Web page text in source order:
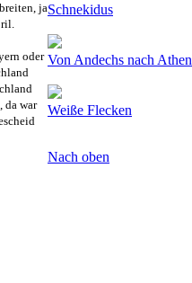
ja
oder
da war
Schnekidus
Von Andechs nach Athen
Weiße Flecken
Nach oben